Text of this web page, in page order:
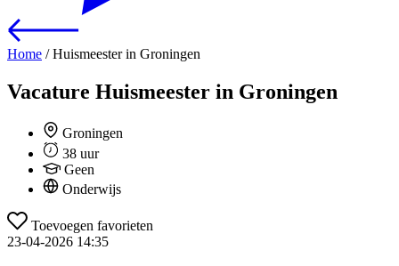
Home /Huismeester in Groningen
Vacature Huismeester in Groningen
Groningen
38 uur
Geen
Onderwijs
Toevoegen favorieten
23-04-2026 14:35